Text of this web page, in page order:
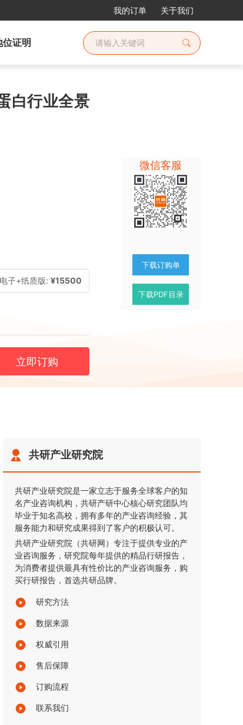
我的订单 关于我们
位证明
白行业全景
电子+纸质版: ¥15500
立即订购
微信客服
下载订购单
下载PDF目录
共研产业研究院
共研产业研究院是一家立志于服务全球客户的知
名产业咨询机构，共研产研中心核心研究团队均
毕业于知名高校，拥有多年的产业咨询经验，其
服务能力和研究成果得到了客户的积极认可。
共研产业研究院（共研网）专注于提供专业的产
业咨询服务，研究院每年提供的精品行研报告，
为消费者提供最具有性价比的产业咨询服务，购
买行研报告，首选共研品牌。
研究方法
数据来源
权威引用
售后保障
订购流程
联系我们